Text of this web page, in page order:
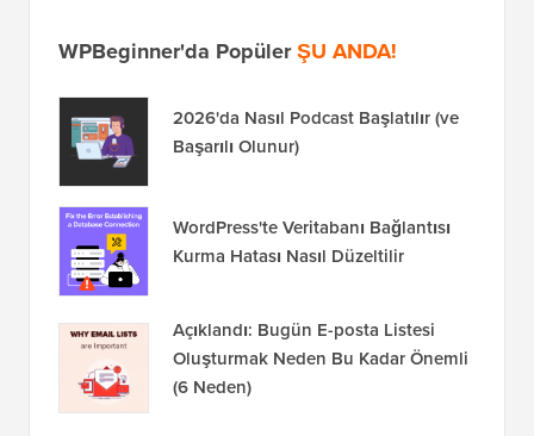
WPBeginner'da PopülerŞU ANDA!
2026'da Nasıl Podcast Başlatılır (ve
Başarılı Olunur)
WordPress'te Veritabanı Bağlantısı
Kurma Hatası Nasıl Düzeltilir
Açıklandı: Bugün E-posta Listesi
Oluşturmak Neden Bu Kadar Önemli
(6 Neden)